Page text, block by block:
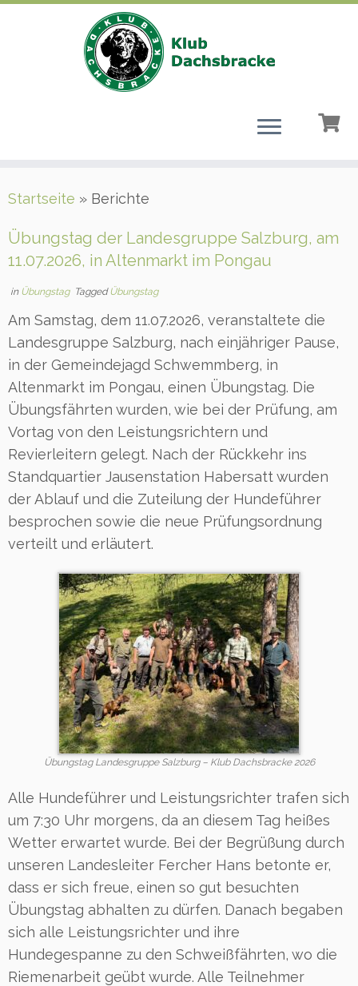
Inhalt
Startseite » Berichte
Übungstag der Landesgruppe Salzburg, am
11.07.2026, in Altenmarkt im Pongau
in Übungstag TaggedÜbungstag
Am Samstag, dem 11.07.2026, veranstaltete die
Landesgruppe Salzburg, nach einjähriger Pause,
in der Gemeindejagd Schwemmberg, in
Altenmarkt im Pongau, einen Übungstag. Die
Übungsfährten wurden, wie bei der Prüfung, am
Vortag von den Leistungsrichtern und
Revierleitern gelegt. Nach der Rückkehr ins
Standquartier Jausenstation Habersatt wurden
der Ablauf und die Zuteilung der Hundeführer
besprochen sowie die neue Prüfungsordnung
verteilt und erläutert.
Übungstag Landesgruppe Salzburg – Klub Dachsbracke 2026
Alle Hundeführer und Leistungsrichter trafen sich
um 7:30 Uhr morgens, da an diesem Tag heißes
Wetter erwartet wurde. Bei der Begrüßung durch
unseren Landesleiter Fercher Hans betonte er,
dass er sich freue, einen so gut besuchten
Übungstag abhalten zu dürfen. Danach begaben
sich alle Leistungsrichter und ihre
Hundegespanne zu den Schweißfährten, wo die
Riemenarbeit geübt wurde. Alle Teilnehmer